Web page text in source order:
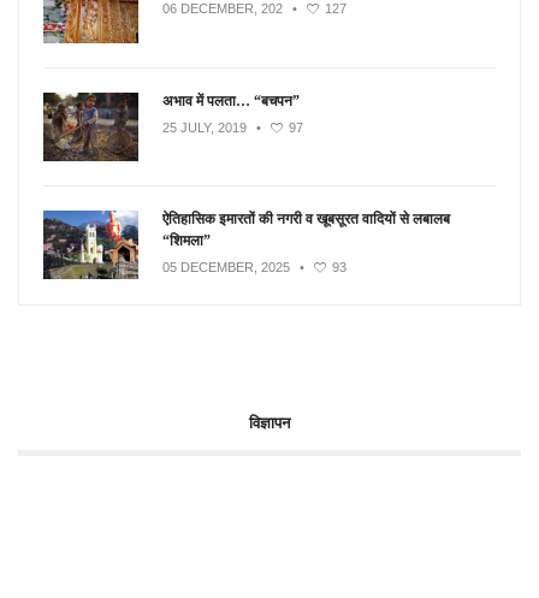
06 DECEMBER, 202 • 127
अभाव में पलता… “बचपन”
25 JULY, 2019 • 97
ऐतिहासिक इमारतों की नगरी व खूबसूरत वादियों से लबालब
“शिमला”
05 DECEMBER, 2025 • 93
विज्ञापन